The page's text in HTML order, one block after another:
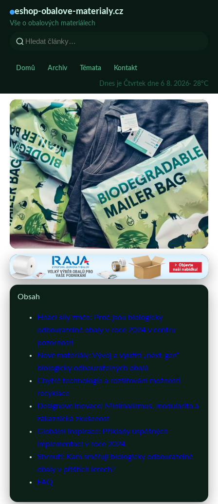
eshop-obalove-materialy.cz
Vše o obalových materiálech
Domů Archiv Témata Kontakt
Dnes je Čtvrtek dne 6 8. 2026· 28°C
eshop-obalove-materialy.cz
Biologicky odbouratelné obaly:
30. 6. 2026 · 9 min čtení · Autor: Michaela Svobodová
Obsah
Hnací síly změn: Proč jsou biologicky
odbouratelné obaly v roce 2024 v centru
pozornosti
Nové materiály: Vývoj a využití „next-gen“
biologicky odbouratelných obalů
Chytré technologie a rozšiřování možností
recyklace
Designové inovace: Minimalismus, modularita a
zákaznická zkušenost
Globální inspirace: Příklady úspěšných
implementací v roce 2024
Shrnutí: Kam směřují biologicky odbouratelné
obaly v příštích letech?
FAQ